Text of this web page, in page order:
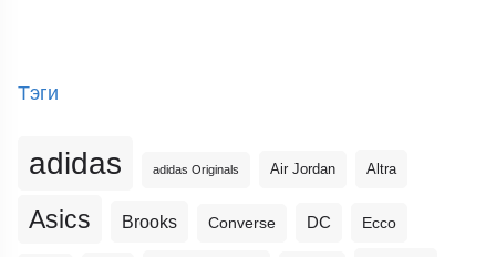
Тэги
adidas adidas Originals Air Jordan Altra
Asics Brooks Converse DC Ecco